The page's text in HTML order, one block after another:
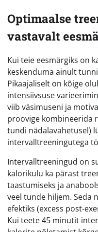
Optimaalse
vastavalt
Kui teie eesmärgiks on
keskenduma ainult
Pikaajaliselt on kõige
intensiivsuse
viib väsimuseni ja
proovige kombineerida
tundi nädalavahetusel)
intervalltreeningutega
Intervalltreeningud on
kalorikulu ka pärast
taastumiseks ja
veel tunde hiljem. Seda
efektiks (excess post-
Kui teete 45 minutit